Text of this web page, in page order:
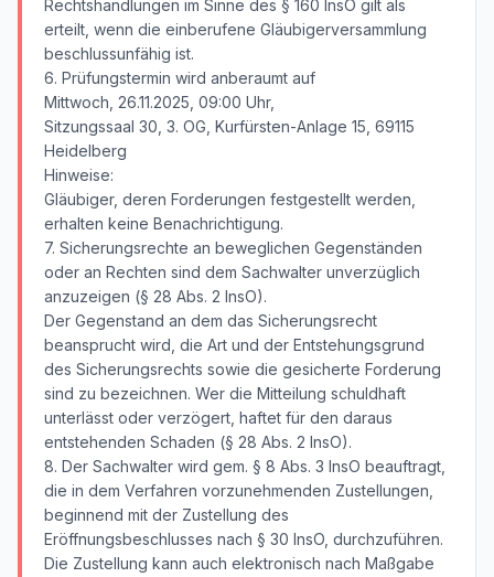
Rechtshandlungen im Sinne des § 160 InsO gilt als
erteilt, wenn die einberufene Gläubigerversammlung
beschlussunfähig ist.
6. Prüfungstermin wird anberaumt auf
Mittwoch, 26.11.2025, 09:00 Uhr,
Sitzungssaal 30, 3. OG, Kurfürsten-Anlage 15, 69115
Heidelberg
Hinweise:
Gläubiger, deren Forderungen festgestellt werden,
erhalten keine Benachrichtigung.
7. Sicherungsrechte an beweglichen Gegenständen
oder an Rechten sind dem Sachwalter unverzüglich
anzuzeigen (§ 28 Abs. 2 InsO).
Der Gegenstand an dem das Sicherungsrecht
beansprucht wird, die Art und der Entstehungsgrund
des Sicherungsrechts sowie die gesicherte Forderung
sind zu bezeichnen. Wer die Mitteilung schuldhaft
unterlässt oder verzögert, haftet für den daraus
entstehenden Schaden (§ 28 Abs. 2 InsO).
8. Der Sachwalter wird gem. § 8 Abs. 3 InsO beauftragt,
die in dem Verfahren vorzunehmenden Zustellungen,
beginnend mit der Zustellung des
Eröffnungsbeschlusses nach § 30 InsO, durchzuführen.
Die Zustellung kann auch elektronisch nach Maßgabe